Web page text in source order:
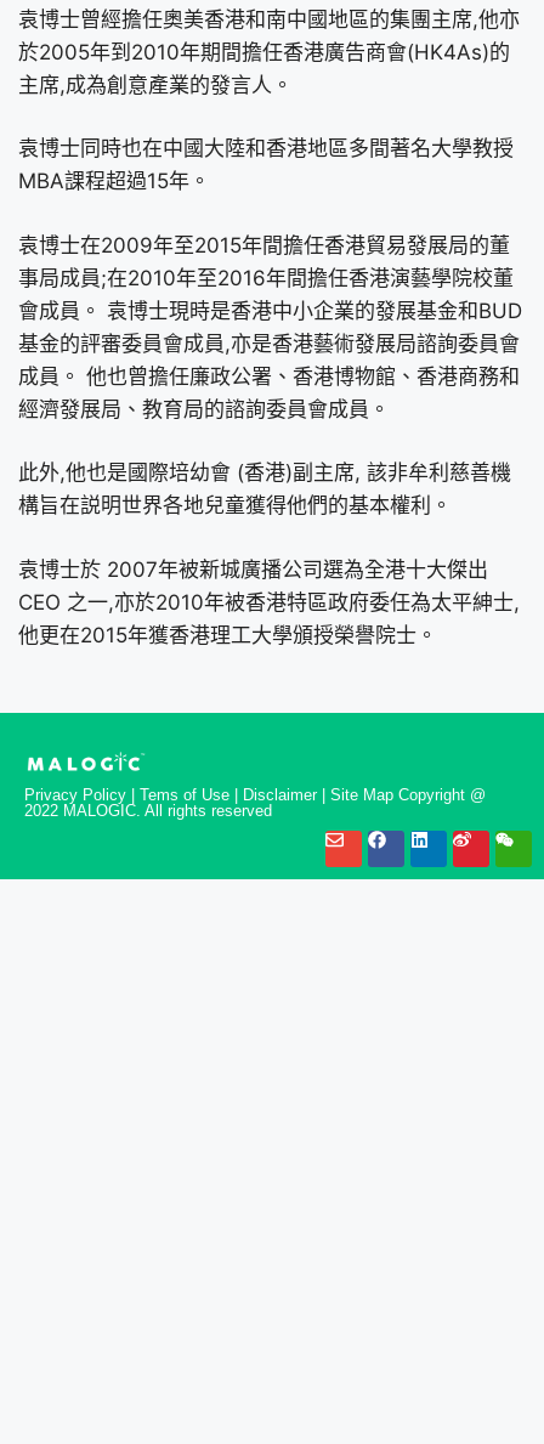
袁博士曾經擔任奧美香港和南中國地區的集團主席,他亦
於2005年到2010年期間擔任香港廣告商會(HK4As)的
主席,成為創意產業的發言人。
袁博士同時也在中國大陸和香港地區多間著名大學教授
MBA課程超過15年。
袁博士在2009年至2015年間擔任香港貿易發展局的董
事局成員;在2010年至2016年間擔任香港演藝學院校董
會成員。 袁博士現時是香港中小企業的發展基金和BUD
基金的評審委員會成員,亦是香港藝術發展局諮詢委員會
成員。 他也曾擔任廉政公署、香港博物館、香港商務和
經濟發展局、教育局的諮詢委員會成員。
此外,他也是國際培幼會 (香港)副主席, 該非牟利慈善機
構旨在説明世界各地兒童獲得他們的基本權利。
袁博士於 2007年被新城廣播公司選為全港十大傑出
CEO 之一,亦於2010年被香港特區政府委任為太平紳士,
他更在2015年獲香港理工大學頒授榮譽院士。
Privacy Policy | Tems of Use | Disclaimer | Site Map Copyright @
2022 MALOGIC. All rights reserved